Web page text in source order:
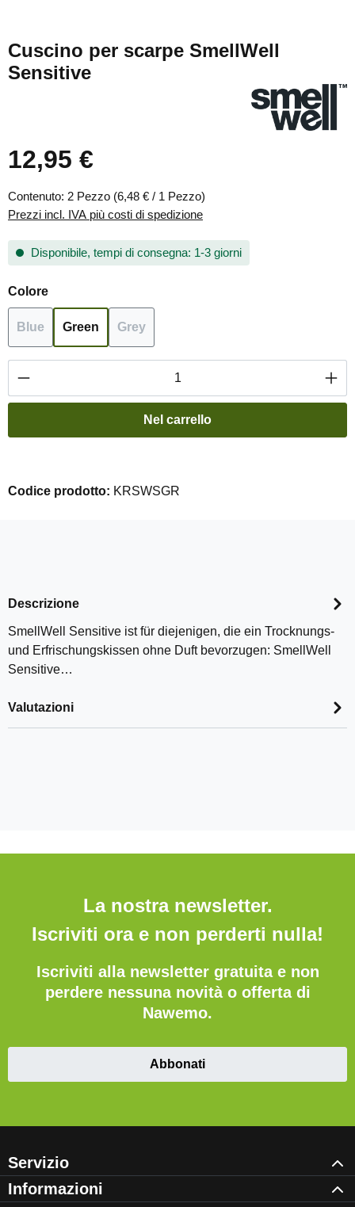
Cuscino per scarpe SmellWell
Sensitive
Prezzo normale:
12,95 €
Contenuto: 2 Pezzo (6,48 € / 1 Pezzo)
Prezzi incl. IVA più costi di spedizione
Disponibile, tempi di consegna: 1-3 giorni
Seleziona
Colore
Blue
(Questa opzione non è al momento disponibile.)
Green Grey
(Questa opzione non è al momento
Quantità del prodotto: inserisci la quantità
Nel carrello
Codice prodotto: KRSWSGR
Descrizione
SmellWell Sensitive ist für diejenigen, die ein Trocknungs-
und Erfrischungskissen ohne Duft bevorzugen: SmellWell
Sensitive…
Valutazioni
La nostra newsletter.
Iscriviti ora e non perderti nulla!
Iscriviti alla newsletter gratuita e non
perdere nessuna novità o offerta di
Nawemo.
Abbonati
Servizio
Informazioni